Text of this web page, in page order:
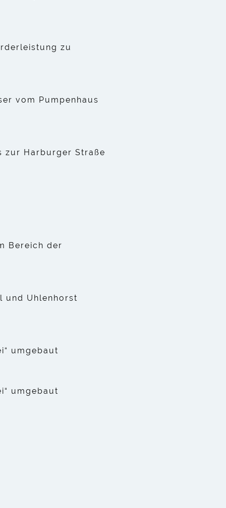
zu
vom Pumpenhaus
zur Harburger Straße
Bereich der
und Uhlenhorst
umgebaut
umgebaut